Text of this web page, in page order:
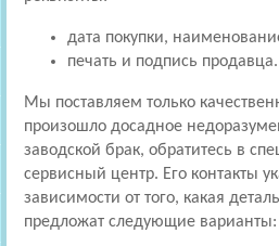
дата покупки,
печать и подпись продавца.
Мы поставляем только
произошло досадное
заводской брак, обратитесь в
сервисный центр. Его контакты
зависимости от того, какая
предложат следующие варианты: